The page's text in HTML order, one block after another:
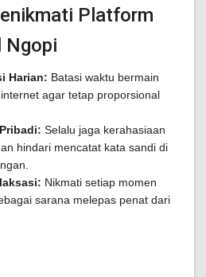
Platform
Ngopi
Harian: Batasi waktu bermain
agar tetap proporsional
Selalu jaga kerahasiaan
hindari mencatat kata sandi di
Nikmati setiap momen
sarana melepas penat dari